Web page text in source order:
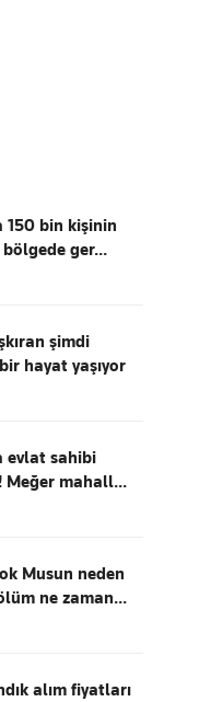
bin kişinin
bölgede ger...
şimdi
hayat yaşıyor
evlat sahibi
Meğer mahall...
Musun neden
ne zaman...
alım fiyatları